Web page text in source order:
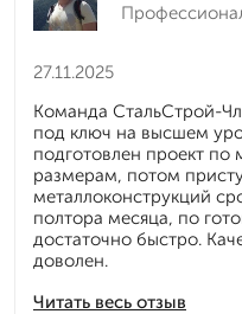
27.11.2025
Читать весь отзыв
Команда СтальСтрой-
под ключ на высшем
подготовлен проект
размерам, потом
металлоконструкций
полтора месяца, по
достаточно быстро.
доволен.